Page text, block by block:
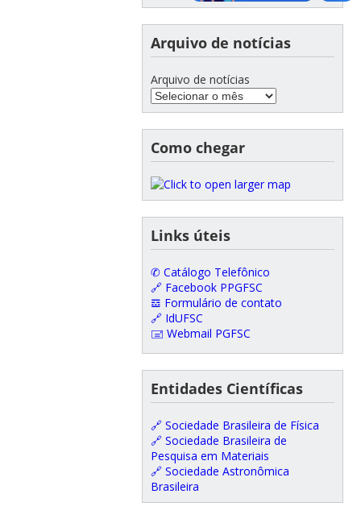
Arquivo de notícias
Arquivo de notícias
Como chegar
Links úteis
✆ Catálogo Telefônico
🔗 Facebook PPGFSC
𝌕 Formulário de contato
🔗 IdUFSC
🖃 Webmail PGFSC
Entidades Científicas
🔗 Sociedade Brasileira de Física
🔗 Sociedade Brasileira de
Pesquisa em Materiais
🔗 Sociedade Astronômica
Brasileira